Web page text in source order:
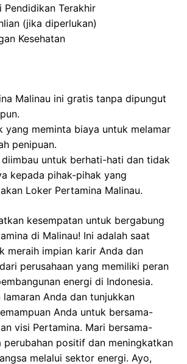
Pendidikan Terakhir
(jika diperlukan)
Kesehatan
Malinau ini gratis tanpa dipungut
yang meminta biaya untuk melamar
penipuan.
diimbau untuk berhati-hati dan tidak
kepada pihak-pihak yang
Loker Pertamina Malinau.
kesempatan untuk bergabung
di Malinau! Ini adalah saat
meraih impian karir Anda dan
perusahaan yang memiliki peran
energi di Indonesia.
lamaran Anda dan tunjukkan
Anda untuk bersama-
visi Pertamina. Mari bersama-
perubahan positif dan meningkatkan
melalui sektor energi. Ayo,